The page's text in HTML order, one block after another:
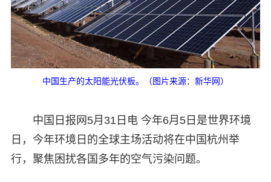
中国生产的太阳能光伏板。（图片来源：新华网）
中国日报网5月31日电 今年6月5日是世界环境
日，今年环境日的全球主场活动将在中国杭州举
行，聚焦困扰各国多年的空气污染问题。